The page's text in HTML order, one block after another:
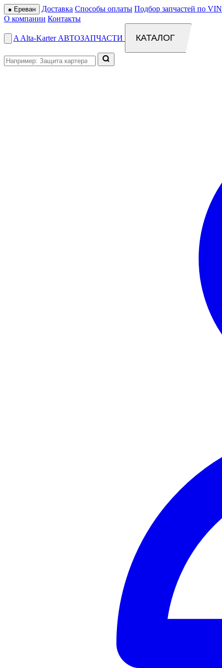
● Ереван Доставка Способы оплаты Подбор запчастей по
О компании Контакты
A Alta-Karter АВТОЗАПЧАСТИ КАТАЛОГ